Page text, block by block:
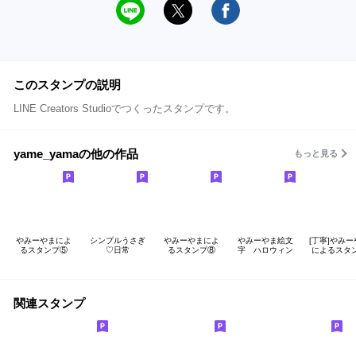
このスタンプの説明
LINE Creators Studioでつくったスタンプです。
yame_yamaの他の作品 もっと見る
やみーやまによ
るスタンプ⑤
シンプルうさぎ
♡日常
やみーやまによ
るスタンプ⑧
やみーやま絵文
字 ハロウィン
[丁寧]やみー
によるスタ
関連スタンプ